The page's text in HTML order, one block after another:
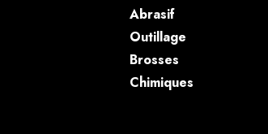
Abrasif
Outillage
Brosses
Chimiques